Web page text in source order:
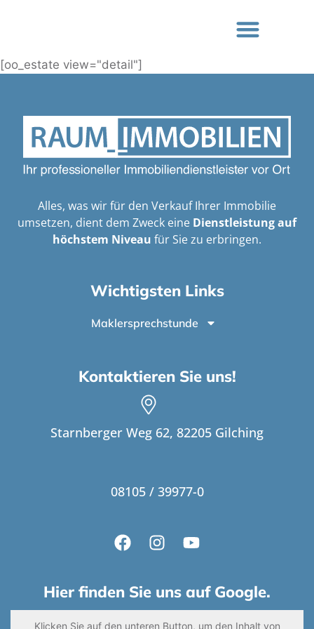
[oo_estate view="detail"]
Alles, was wir für den Verkauf Ihrer Immobilie
umsetzen, dient dem Zweck eine Dienstleistung auf
höchstem Niveau für Sie zu erbringen.
Wichtigsten Links
Maklersprechstunde
Kontaktieren Sie uns!
Starnberger Weg 62, 82205 Gilching
08105 / 39977-0
Hier finden Sie uns auf Google.
Klicken Sie auf den unteren Button, um den Inhalt von